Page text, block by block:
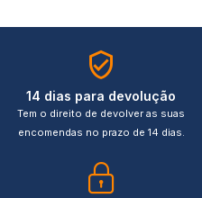
14 dias para devolução
Tem o direito de devolver as suas
encomendas no prazo de 14 dias.